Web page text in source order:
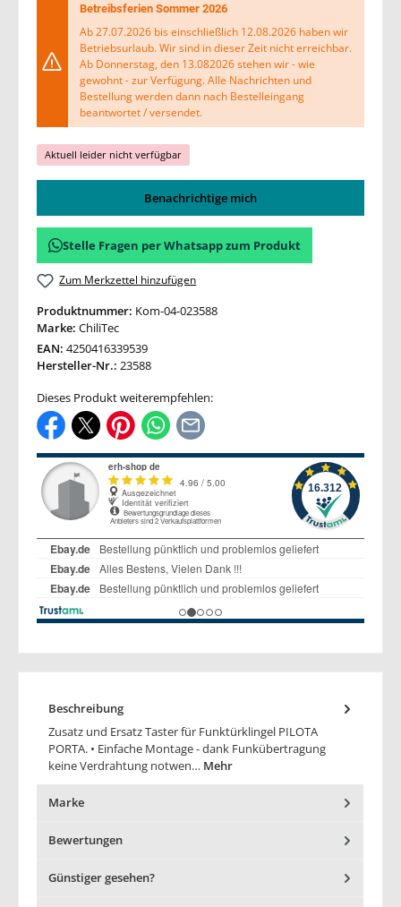
Betreibsferien Sommer 2026
Ab 27.07.2026 bis einschließlich 12.08.2026 haben wir
Betriebsurlaub. Wir sind in dieser Zeit nicht erreichbar.
Ab Donnerstag, den 13.082026 stehen wir - wie
gewohnt - zur Verfügung. Alle Nachrichten und
Bestellung werden dann nach Bestelleingang
beantwortet / versendet.
Aktuell leider nicht verfügbar
Benachrichtige mich
Stelle Fragen per Whatsapp zum Produkt
Zum Merkzettel hinzufügen
Produktnummer: Kom-04-023588
Marke: ChiliTec
EAN: 4250416339539
Hersteller-Nr.: 23588
Dieses Produkt weiterempfehlen:
Beschreibung
Zusatz und Ersatz Taster für Funktürklingel PILOTA
PORTA. • Einfache Montage - dank Funkübertragung
keine Verdrahtung notwen… Mehr
Marke
Bewertungen
Günstiger gesehen?